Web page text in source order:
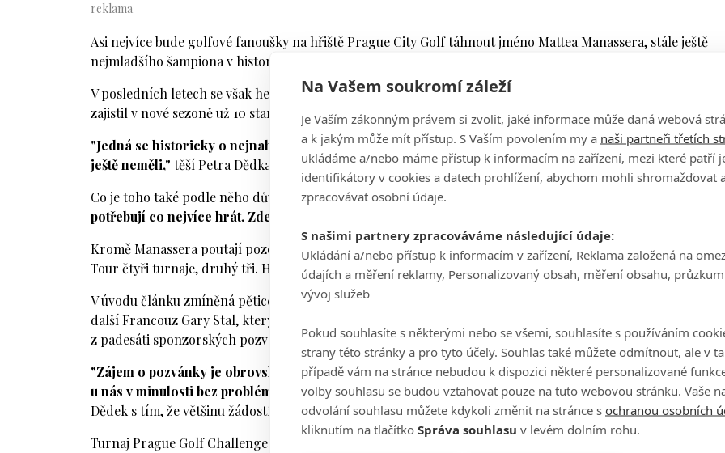
Na Vašem soukromí záleží
Je Vaším zákonným právem si zvolit, jaké informace může daná webová
a k jakým může mít přístup. S Vaším povolením my a naši partneři třetích
ukládáme a/nebo máme přístup k informacím na zařízení, mezi které patří
identifikátory v cookies a datech prohlížení, abychom mohli shromažďovat
zpracovávat osobní údaje.
S našimi partnery zpracováváme následující údaje:
Ukládání a/nebo přístup k informacím v zařízení, Reklama založená na
údajích a měření reklamy, Personalizovaný obsah, měření obsahu,
vývoj služeb
Pokud souhlasíte s některými nebo se všemi, souhlasíte s používáním
strany této stránky a pro tyto účely. Souhlas také můžete odmítnout, ale v
případě vám na stránce nebudou k dispozici některé personalizované
volby souhlasu se budou vztahovat pouze na tuto webovou stránku. Vaše
odvolání souhlasu můžete kdykoli změnit na stránce s ochranou osobních
kliknutím na tlačítko Správa souhlasu v levém dolním rohu.
Asi nejvíce bude golfové fanoušky na hřiště Prague City Golf táhnout jméno Mattea Manassera, stále ještě
nejmladšího šampiona v historii evropské série a vítěze slavného BMW PGA Championship z roku 2013.
V posledních letech se však herně trápí a loni už plnou kartu na European Tour neudržel. A i když si i tak
zajistil v nové sezoně už 10 startů, cutem prošel pouze jednou na Oman Open.
"Jedná se historicky o nejnabitější turnaj Challenge Tour u nás. Taková jména jsme ani na Kunětické
ještě neměli," těší Petra Dědka jr., viceprezidenta pořádající společnosti Relmost.
Co je toho také podle něho důvodem?"Hraje pro nás termín turnaje hned v úvodu sezony, kdy hráči
potřebují co nejvíce hrát. Zde je přesun z červencového termínu pro nás klíčový."
Kromě Manassera poutají pozornost také Francouzi Bourdy s Havretem. Prvně jmenovaný vyhrál na
Tour čtyři turnaje, druhý tři. Havret navíc v roce 2010 skončil druhý na US Open za Graemem McDowellem.
V úvodu článku zmíněná pětice na turnaji startuje díky plné kartě na Challenge Tour. Ani tu si ale loni
další Francouz Gary Stal, který před čtyřmi roky vyhrál turnaj European Tour v Abú Zabí. Musel tak využít
z padesáti sponzorských pozvánek.
"Zájem o pozvánky je obrovský. Jen v úterý jsme jich evidovali přes dvacet. Některé kategorie hráčů,
u nás v minulosti bez problémů startovaly, se nemají šanci na turnaj dostat. Konkurence je veliká,"
Dědek s tím, že většinu žádostí musí odmítat.
Turnaj Prague Golf Challenge na pražské Zbraslavi se hraje v příštím týdnu od 9. do 12. května. Vstupné